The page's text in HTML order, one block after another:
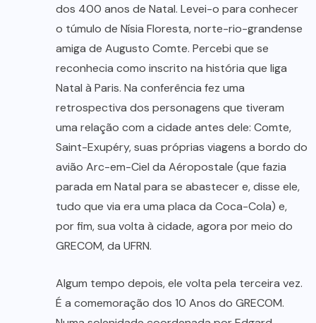
dos 400 anos de Natal. Levei-o para conhecer
o túmulo de Nísia Floresta, norte-rio-grandense
amiga de Augusto Comte. Percebi que se
reconhecia como inscrito na história que liga
Natal à Paris. Na conferência fez uma
retrospectiva dos personagens que tiveram
uma relação com a cidade antes dele: Comte,
Saint-Exupéry, suas próprias viagens a bordo do
avião Arc-em-Ciel da Aéropostale (que fazia
parada em Natal para se abastecer e, disse ele,
tudo que via era uma placa da Coca-Cola) e,
por fim, sua volta à cidade, agora por meio do
GRECOM, da UFRN.
Algum tempo depois, ele volta pela terceira vez.
É a comemoração dos 10 Anos do GRECOM.